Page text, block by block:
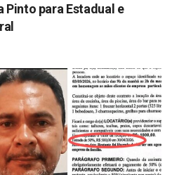
para Estadual e